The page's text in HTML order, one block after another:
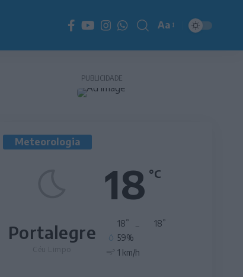
Redimensionador
de
Aa
PUBLICIDADE
Meteorologia
18 °C
Portalegre 18° 18°
59%
1 km/h